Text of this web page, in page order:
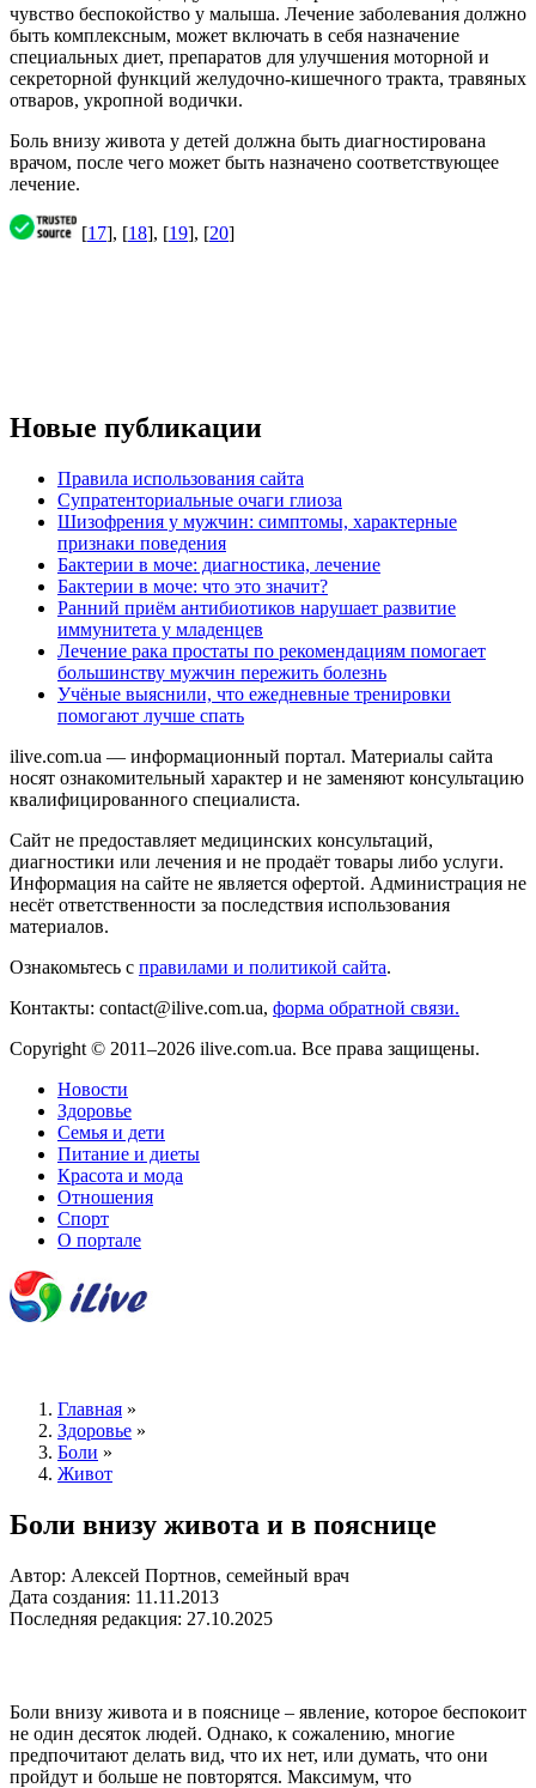
чувство беспокойство у малыша. Лечение заболевания должно
быть комплексным, может включать в себя назначение
специальных диет, препаратов для улучшения моторной и
секреторной функций желудочно-кишечного тракта, травяных
отваров, укропной водички.
Боль внизу живота у детей должна быть диагностирована
врачом, после чего может быть назначено соответствующее
лечение.
[17], [18], [19], [20]
Новые публикации
Правила использования сайта
Супратенториальные очаги глиоза
Шизофрения у мужчин: симптомы, характерные
признаки поведения
Бактерии в моче: диагностика, лечение
Бактерии в моче: что это значит?
Ранний приём антибиотиков нарушает развитие
иммунитета у младенцев
Лечение рака простаты по рекомендациям помогает
большинству мужчин пережить болезнь
Учёные выяснили, что ежедневные тренировки
помогают лучше спать
ilive.com.ua — информационный портал. Материалы сайта
носят ознакомительный характер и не заменяют консультацию
квалифицированного специалиста.
Сайт не предоставляет медицинских консультаций,
диагностики или лечения и не продаёт товары либо услуги.
Информация на сайте не является офертой. Администрация не
несёт ответственности за последствия использования
материалов.
Ознакомьтесь с правилами и политикой сайта.
Контакты: contact@ilive.com.ua, форма обратной связи.
Copyright © 2011–2026 ilive.com.ua. Все права защищены.
Новости
Здоровье
Семья и дети
Питание и диеты
Красота и мода
Отношения
Спорт
О портале
Главная »
Здоровье »
Боли »
Живот
Боли внизу живота и в пояснице
Автор: Алексей Портнов, семейный врач
Дата создания: 11.11.2013
Последняя редакция: 27.10.2025
Боли внизу живота и в пояснице – явление, которое беспокоит
не один десяток людей. Однако, к сожалению, многие
предпочитают делать вид, что их нет, или думать, что они
пройдут и больше не повторятся. Максимум, что